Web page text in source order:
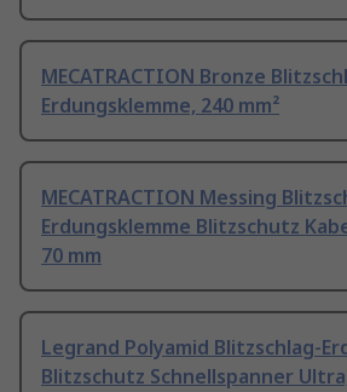
MECATRACTION Bronze
Erdungsklemme, 240 mm²
MECATRACTION Messing
Erdungsklemme Blitzschutz
70 mm
Legrand Polyamid Blitzschlag-
Blitzschutz Schnellspanner